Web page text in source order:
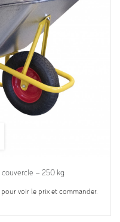
– 250 kg
pour voir le prix et commander.